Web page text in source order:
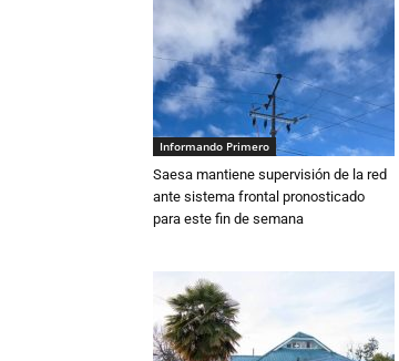
Informando Primero
Saesa mantiene supervisión de la red
ante sistema frontal pronosticado
para este fin de semana